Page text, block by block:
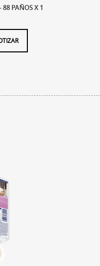
PAÑOS X 1